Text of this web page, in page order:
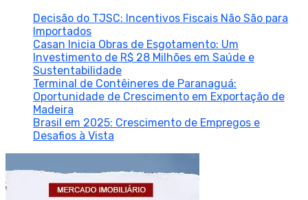
Decisão do TJSC: Incentivos Fiscais Não São para
Importados
Casan Inicia Obras de Esgotamento: Um
Investimento de R$ 28 Milhões em Saúde e
Sustentabilidade
Terminal de Contêineres de Paranaguá:
Oportunidade de Crescimento em Exportação de
Madeira
Brasil em 2025: Crescimento de Empregos e
Desafios à Vista